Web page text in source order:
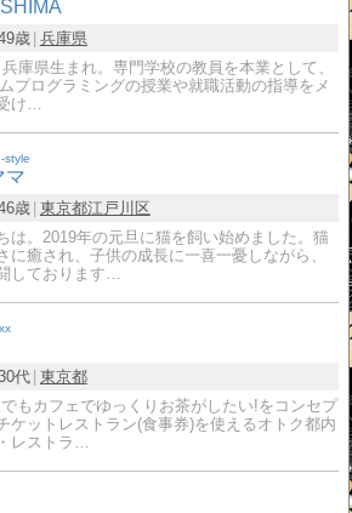
歳 兵庫県
庫県生まれ。専門学校の教員を本業として、
プログラミングの授業や就職活動の指導をメ
け…
style
マ
歳 東京都江戸川区
は。2019年の元旦に猫を飼い始めました。猫
に癒され、子供の成長に一喜一憂しながら、
しております…
代 東京都
もカフェでゆっくりお茶がしたい!をコンセプ
ケットレストラン(食事券)を使えるオトク都内
レストラ…